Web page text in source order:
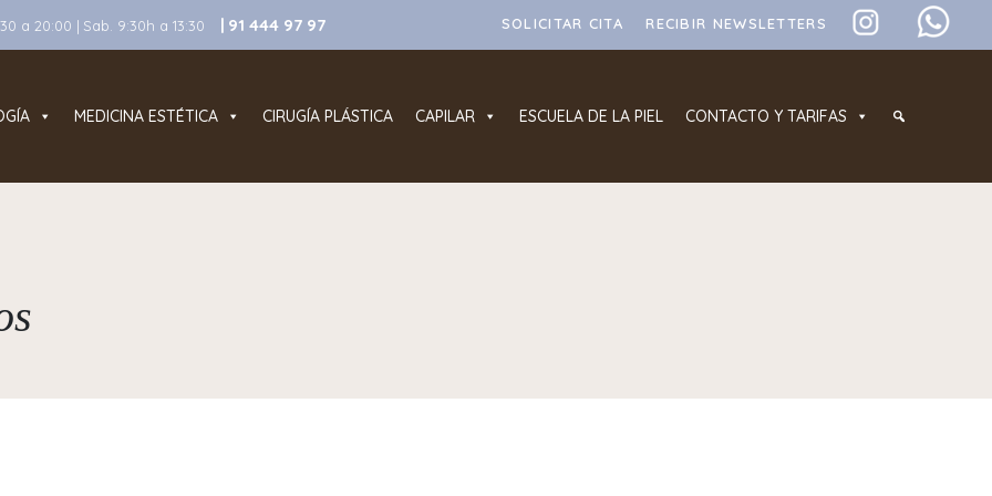
a 20:00 | Sab. 9:30h a 13:30 | 91 444 97 97 SOLICITAR CITA RECIBIR NEWSLETTERS
MEDICINA ESTÉTICA CIRUGÍA PLÁSTICA CAPILAR ESCUELA DE LA PIEL CONTACTO Y TARIFAS